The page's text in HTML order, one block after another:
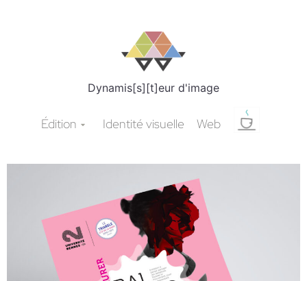
Dynamis[s][t]eur d'image
Édition Identité visuelle Web